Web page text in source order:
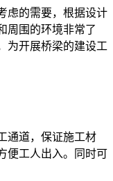
虑的需要，根据设计
周围的环境非常了
为开展桥梁的建设工
通道，保证施工材
便工人出入。同时可